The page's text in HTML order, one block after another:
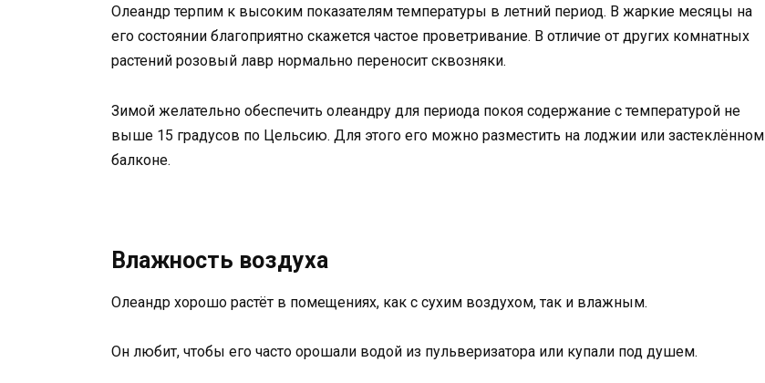
Олеандр терпим к высоким показателям температуры в летний период. В жаркие месяцы на
его состоянии благоприятно скажется частое проветривание. В отличие от других комнатных
растений розовый лавр нормально переносит сквозняки.
Зимой желательно обеспечить олеандру для периода покоя содержание с температурой не
выше 15 градусов по Цельсию. Для этого его можно разместить на лоджии или застеклённом
балконе.
Влажность воздуха
Олеандр хорошо растёт в помещениях, как с сухим воздухом, так и влажным.
Он любит, чтобы его часто орошали водой из пульверизатора или купали под душем.